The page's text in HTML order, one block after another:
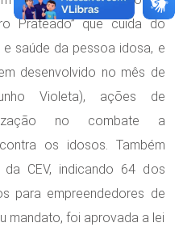
Prateado” que cuida do
e saúde da pessoa idosa, e
desenvolvido no mês de
Violeta), ações de
no combate a
os idosos. Também
da CEV, indicando 64 dos
para empreendedores de
mandato, foi aprovada a lei